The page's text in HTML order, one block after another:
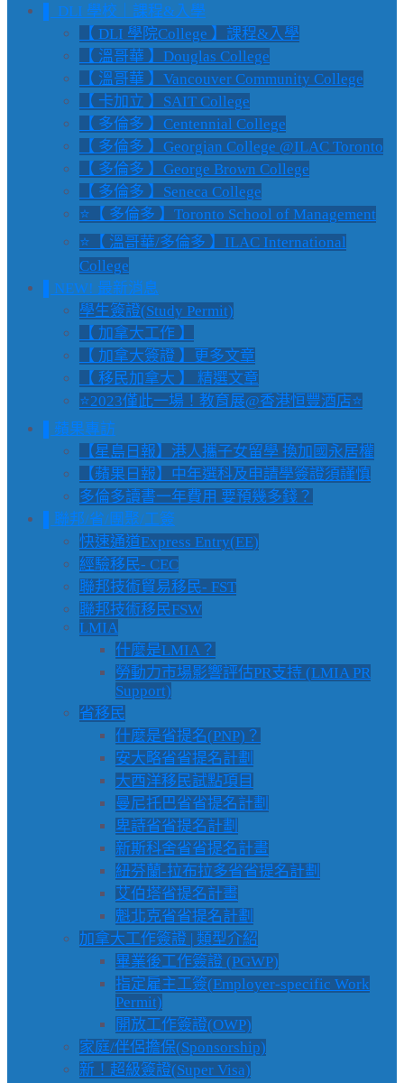
▌ DLI 學校｜課程&入學
【 DLI 學院College 】課程&入學
【 溫哥華 】Douglas College
【 溫哥華 】Vancouver Community College
【 卡加立 】SAIT College
【 多倫多 】Centennial College
【 多倫多 】Georgian College @ILAC Toronto
【 多倫多 】George Brown College
【 多倫多 】Seneca College
⭐【 多倫多 】Toronto School of Management
⭐【 溫哥華/多倫多 】ILAC International
College
▌NEW! 最新消息
學生簽證(Study Permit)
【 加拿大工作 】
【 加拿大簽證 】更多文章
【 移民加拿大 】 精選文章
⭐2023僅此一場！教育展@香港恒豐酒店⭐
▌蘋果專訪
【星島日報】港人攜子女留學 換加國永居權
【蘋果日報】中年選科及申請學簽證須謹慎
多倫多讀書一年費用 要預幾多錢？
▌聯邦/省/團聚/工簽
快速通道Express Entry(EE)
經驗移民- CEC
聯邦技術貿易移民- FST
聯邦技術移民FSW
LMIA
什麼是LMIA？
勞動力市場影響評估PR支持 (LMIA PR
Support)
省移民
什麼是省提名(PNP)？
安大略省省提名計劃
大西洋移民試點項目
曼尼托巴省省提名計劃
卑詩省省提名計劃
新斯科舍省省提名計畫
紐芬蘭-拉布拉多省省提名計劃
艾伯塔省提名計畫
魁北克省省提名計劃
加拿大工作簽證 | 類型介紹
畢業後工作簽證 (PGWP)
指定雇主工簽(Employer-specific Work
Permit)
開放工作簽證(OWP)
家庭/伴侶擔保(Sponsorship)
新！超級簽證(Super Visa)